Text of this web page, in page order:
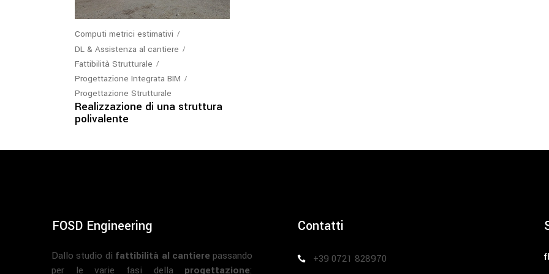
Computi metrici estimativi
DL & Assistenza al cantiere
Fattibilità Strutturale
Progettazione Integrata BIM
Progettazione Strutturale
Realizzazione di una struttura
polivalente
FOSD Engineering
Dallo studio di fattibilità al cantiere passando
per le varie fasi della progettazione:
Contatti
+39 0721 828970